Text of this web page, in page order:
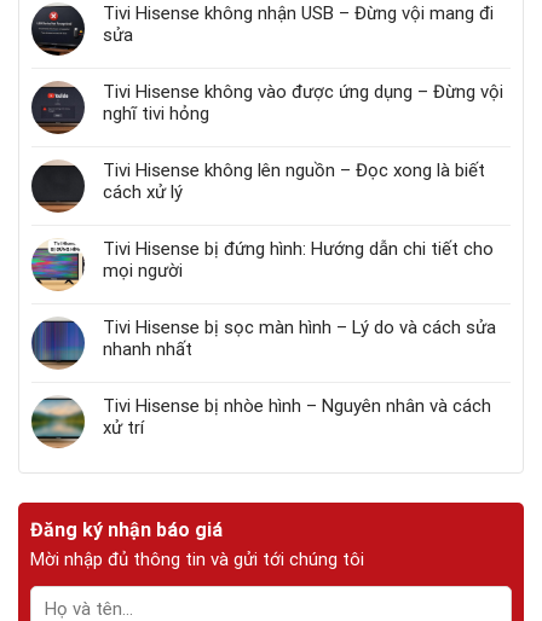
Tivi Hisense không nhận USB – Đừng vội mang đi
sửa
Tivi Hisense không vào được ứng dụng – Đừng vội
nghĩ tivi hỏng
Tivi Hisense không lên nguồn – Đọc xong là biết
cách xử lý
Tivi Hisense bị đứng hình: Hướng dẫn chi tiết cho
mọi người
Tivi Hisense bị sọc màn hình – Lý do và cách sửa
nhanh nhất
Tivi Hisense bị nhòe hình – Nguyên nhân và cách
xử trí
Đăng ký nhận báo giá
Mời nhập đủ thông tin và gửi tới chúng tôi